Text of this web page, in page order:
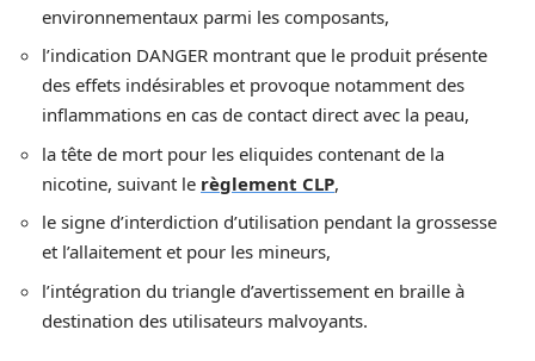
environnementaux parmi les composants,
l’indication DANGER montrant que le produit présente
des effets indésirables et provoque notamment des
inflammations en cas de contact direct avec la peau,
la tête de mort pour les eliquides contenant de la
nicotine, suivant le règlement CLP,
le signe d’interdiction d’utilisation pendant la grossesse
et l’allaitement et pour les mineurs,
l’intégration du triangle d’avertissement en braille à
destination des utilisateurs malvoyants.